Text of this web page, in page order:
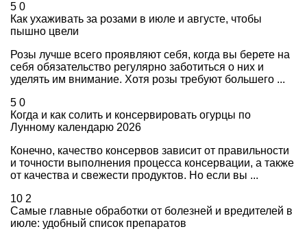
5 0
Как ухаживать за розами в июле и августе, чтобы
пышно цвели
Розы лучше всего проявляют себя, когда вы берете на
себя обязательство регулярно заботиться о них и
уделять им внимание. Хотя розы требуют большего ...
5 0
Когда и как солить и консервировать огурцы по
Лунному календарю 2026
Конечно, качество консервов зависит от правильности
и точности выполнения процесса консервации, а также
от качества и свежести продуктов. Но если вы ...
10 2
Самые главные обработки от болезней и вредителей в
июле: удобный список препаратов